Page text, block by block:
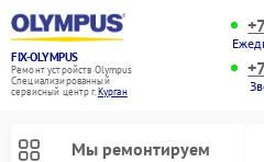
FIX-OLYMPUS
Ремонт устройств Olympus
Специализированный
cервисный центр г.Курган
Мы ремонтируем